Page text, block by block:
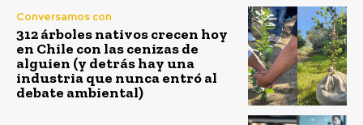
Conversamos con
312 árboles nativos crecen hoy
en Chile con las cenizas de
alguien (y detrás hay una
industria que nunca entró al
debate ambiental)